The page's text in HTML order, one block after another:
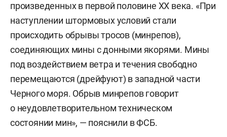
произведенных в первой половине XX века. «При
наступлении штормовых условий стали
происходить обрывы тросов (минрепов),
соединяющих мины с донными якорями. Мины
под воздействием ветра и течения свободно
перемещаются (дрейфуют) в западной части
Черного моря. Обрыв минрепов говорит
о неудовлетворительном техническом
состоянии мин», — пояснили в ФСБ.